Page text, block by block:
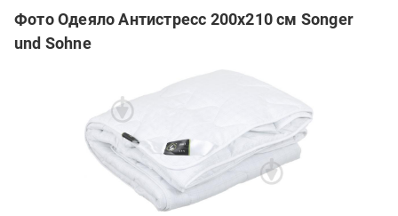
Фото Одеяло Антистресс 200х210 см Songer
und Sohne